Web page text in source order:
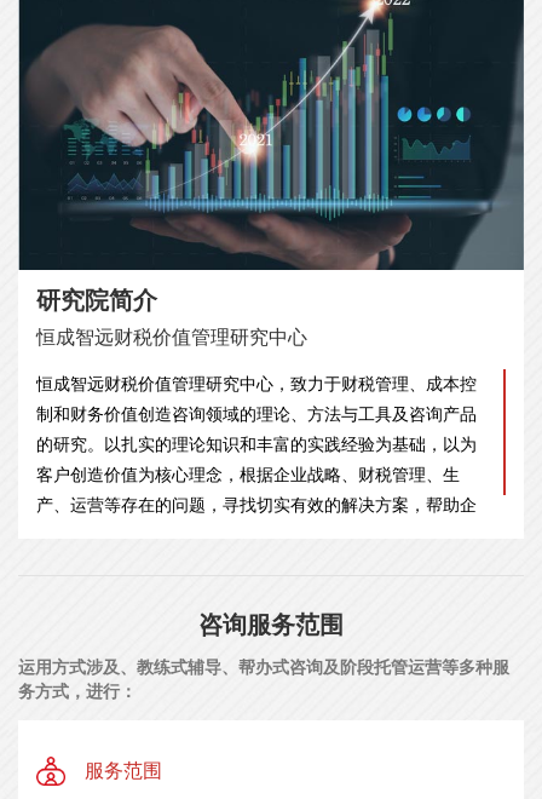
研究院简介
恒成智远财税价值管理研究中心
恒成智远财税价值管理研究中心，致力于财税管理、成本控
制和财务价值创造咨询领域的理论、方法与工具及咨询产品
的研究。以扎实的理论知识和丰富的实践经验为基础，以为
客户创造价值为核心理念，根据企业战略、财税管理、生
产、运营等存在的问题，寻找切实有效的解决方案，帮助企
咨询服务范围
运用方式涉及、教练式辅导、帮办式咨询及阶段托管运营等多种服
务方式，进行：
服务范围